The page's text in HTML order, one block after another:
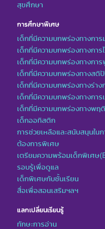
สุขศึกษา
การศึกษาพิเศษ
เด็กที่มีความบกพร่องทางการ
เด็กที่มีความบกพร่องทางการ
เด็กที่มีความบกพร่องทางการ
เด็กที่มีความบกพร่องทางส
เด็กที่มีความบกพร่องทางร่าง
เด็กที่มีความบกพร่องทางการ
เด็กที่มีความบกพร่องทางพฤ
เด็กออทิสติก
การช่วยเหลือและสนับสนุนใน
ต้องการพิเศษ
เตรียมความพร้อมเด็กพิเศษ
รอบรู้เพื่อดูแล
เด็กพิเศษกับชั้นเรียน
สื่อเพื่อสอนเสริมฯลฯ
แลกเปลี่ยนเรียนรู้
ทักษะการอ่าน